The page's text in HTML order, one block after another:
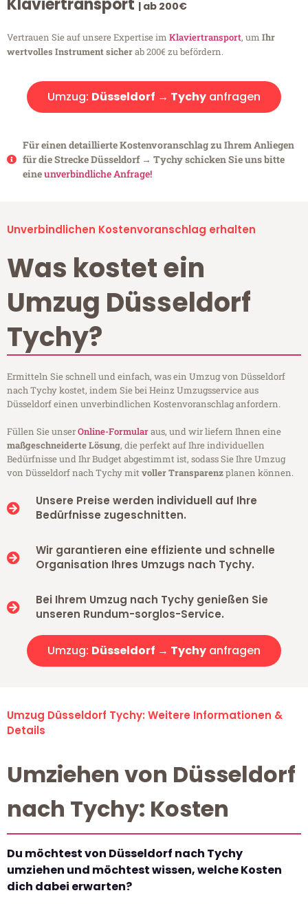
Klaviertransport | ab 200€
Vertrauen Sie auf unsere Expertise im Klaviertransport, um Ihr
wertvolles Instrument sicherab 200€ zu befördern.
Umzug: Düsseldorf → Tychy anfragen
Für einen detaillierte Kostenvoranschlag zu Ihrem Anliegen
für die Strecke Düsseldorf → Tychy schicken Sie uns bitte
eineunverbindliche Anfrage!
Unverbindlichen Kostenvoranschlag erhalten
Was kostet ein
Umzug Düsseldorf
Tychy?
Ermitteln Sie schnell und einfach, was ein Umzug von Düsseldorf
nach Tychy kostet, indem Sie bei Heinz Umzugsservice aus
Düsseldorf einen unverbindlichen Kostenvoranschlag anfordern.
Füllen Sie unserOnline-Formularaus, und wir liefern Ihnen eine
maßgeschneiderte Lösung, die perfekt auf Ihre individuellen
Bedürfnisse und Ihr Budget abgestimmt ist, sodass Sie Ihre Umzug
von Düsseldorf nach Tychy mitvoller Transparenzplanen können.
Unsere Preise werden individuell auf Ihre
Bedürfnisse zugeschnitten.
Wir garantieren eine effiziente und schnelle
Organisation Ihres Umzugs nach Tychy.
Bei Ihrem Umzug nach Tychy genießen Sie
unseren Rundum-sorglos-Service.
Umzug: Düsseldorf → Tychy anfragen
Umzug Düsseldorf Tychy: Weitere Informationen &
Details
Umziehen von Düsseldorf
nach Tychy: Kosten
Du möchtest von Düsseldorf nach Tychy
umziehen und möchtest wissen, welche Kosten
dich dabei erwarten?